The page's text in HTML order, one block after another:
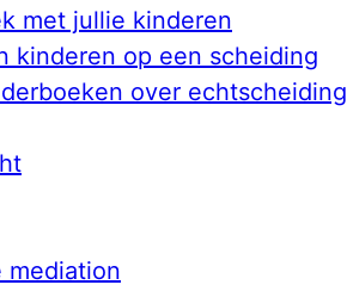
met jullie kinderen
kinderen op een scheiding
over echtscheiding
mediation